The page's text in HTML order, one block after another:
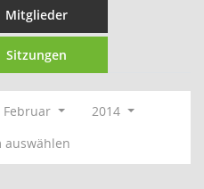
Mitglieder
Sitzungen
Februar
2014
auswählen